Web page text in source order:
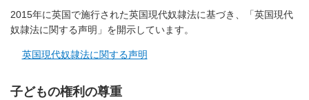
2015年に英国で施行された英国現代奴隷法に基づき、「英国現代
奴隷法に関する声明」を開示しています。
英国現代奴隷法に関する声明
子どもの権利の尊重